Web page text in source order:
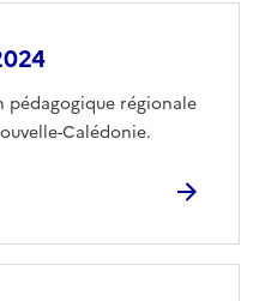
pédagogique régionale
Calédonie.